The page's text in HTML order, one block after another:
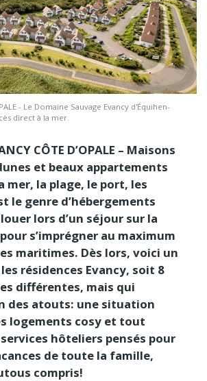
- Le Domaine Sauvage Evancy d'Équihen-
direct à la mer.
CÔTE D’OPALE – Maisons
et beaux appartements
mer, la plage, le port, les
le genre d’hébergements
lors d’un séjour sur la
s’imprégner au maximum
maritimes. Dès lors, voici un
résidences Evancy, soit 8
différentes, mais qui
des atouts: une situation
logements cosy et tout
hôteliers pensés pour
de toute la famille,
compris!